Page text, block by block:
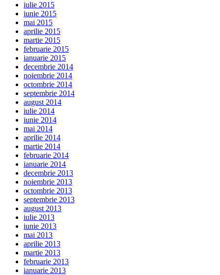
iulie 2015
iunie 2015
mai 2015
aprilie 2015
martie 2015
februarie 2015
ianuarie 2015
decembrie 2014
noiembrie 2014
octombrie 2014
septembrie 2014
august 2014
iulie 2014
iunie 2014
mai 2014
aprilie 2014
martie 2014
februarie 2014
ianuarie 2014
decembrie 2013
noiembrie 2013
octombrie 2013
septembrie 2013
august 2013
iulie 2013
iunie 2013
mai 2013
aprilie 2013
martie 2013
februarie 2013
ianuarie 2013